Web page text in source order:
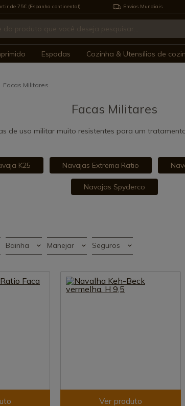
de 75€ (Espanha continental) Envios Mundiais
Espadas Cozinha & Utensílios de
Facas Militares
Facas Militares
de uso militar muito resistentes para um
K25 Navajas Extrema Ratio
Navajas Spyderco
Bainha Manejar Seguros
Ver produto